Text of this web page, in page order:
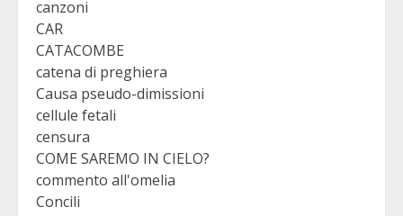
canzoni
CAR
CATACOMBE
catena di preghiera
Causa pseudo-dimissioni
cellule fetali
censura
COME SAREMO IN CIELO?
commento all'omelia
Concili